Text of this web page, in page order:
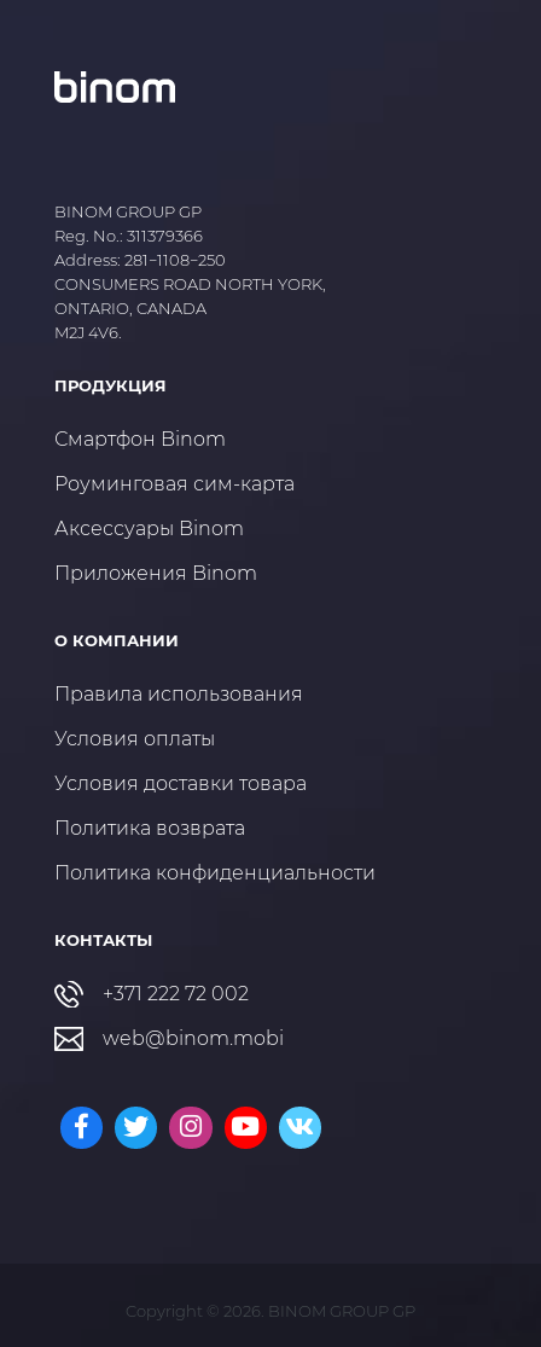
BINOM GROUP GP
Reg. No.: 311379366
Address: 281−1108−250
CONSUMERS ROAD NORTH YORK,
ONTARIO, CANADA
M2J 4V6.
ПРОДУКЦИЯ
Смартфон Binom
Роуминговая сим-карта
Аксессуары Binom
Приложения Binom
О КОМПАНИИ
Правила использования
Условия оплаты
Условия доставки товара
Политика возврата
Политика конфиденциальности
КОНТАКТЫ
+371 222 72 002
web@binom.mobi
Copyright © 2026. BINOM GROUP GP